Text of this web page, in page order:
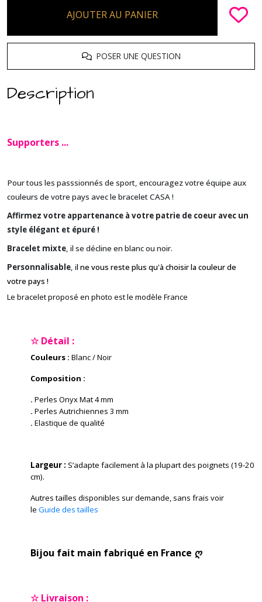
AJOUTER AU PANIER
POSER UNE QUESTION
Description
Supporters ...
Pour tous les passsionnés de sport, encouragez votre équipe aux
couleurs de votre pays avec le bracelet CASA !
Affirmez votre appartenance à votre patrie de coeur avec un
style élégant et épuré !
Bracelet mixte, il se décline en blanc ou noir.
Personnalisable, il ne vous reste plus qu'à choisir la couleur de
votre pays !
Le bracelet proposé en photo est le modèle France
☆ Détail :
Couleurs : Blanc / Noir
Composition :
. Perles Onyx Mat 4 mm
. Perles Autrichiennes 3 mm
. Elastique de qualité
Largeur : S’adapte facilement à la plupart des poignets (19-20
cm).
Autres tailles disponibles sur demande, sans frais voir
le Guide des tailles
Bijou fait main fabriqué en France ღ
☆ Livraison :